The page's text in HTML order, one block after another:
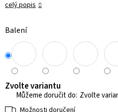
celý popis
Balení
Zvolte variantu
Zvolte